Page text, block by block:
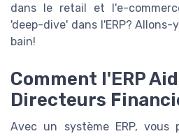
dans le retail et l'e-
'deep-dive' dans l'ERP?
bain!
Comment l'ERP
Directeurs
Avec un système ERP, vous